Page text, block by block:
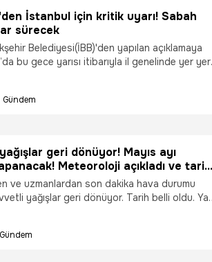
yağmur bekleniyor. Meteoroloji'nin günler
harita değişti. Yeni haritaya göre İstanbul,
yağmur bekleniyor mu? İşte tüm detaylar...
İstanbul için kritik uyarı! Sabah
sürecek
Belediyesi(İBB)'den yapılan açıklamaya
bu gece yarısı itibarıyla il genelinde yer yer
uyarısında bulundu.
Gündem
geri dönüyor! Mayıs ayı
Meteoroloji açıkladı ve tarih
uyarı...
ve uzmanlardan son dakika hava durumu
yağışlar geri dönüyor. Tarih belli oldu. Yaz
artıyor. Yeni haftanın ilk gününden itibaren
Gündem